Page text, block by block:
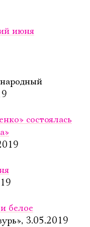
июня
состоялась
белое
3.05.2019